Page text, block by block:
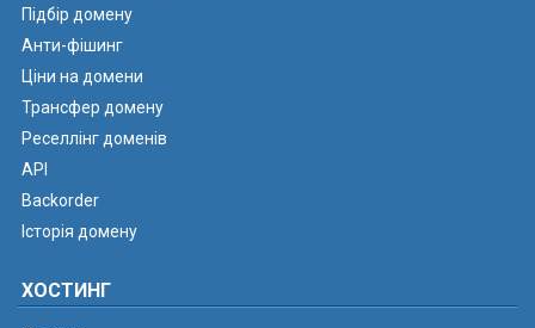
Підбір домену
Анти-фішинг
Ціни на домени
Трансфер домену
Реселлінг доменів
API
Backorder
Історія домену
ХОСТИНГ